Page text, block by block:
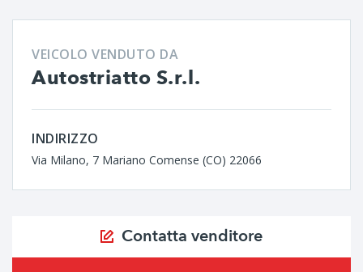
VEICOLO VENDUTO DA
Autostriatto S.r.l.
INDIRIZZO
Via Milano, 7 Mariano Comense (CO) 22066
Contatta venditore